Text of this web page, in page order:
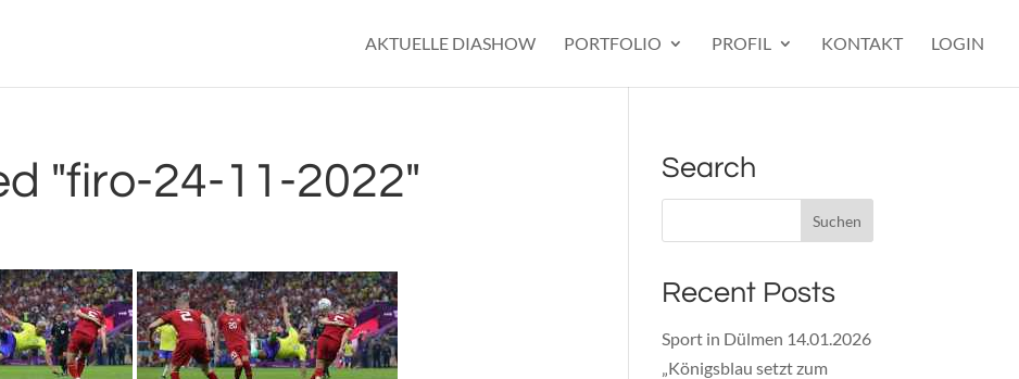
AKTUELLE DIASHOW PORTFOLIO PROFIL KONTAKT LOGIN
"firo-24-11-2022" Search
Recent Posts
Sport in Dülmen 14.01.2026
„Königsblau setzt zum